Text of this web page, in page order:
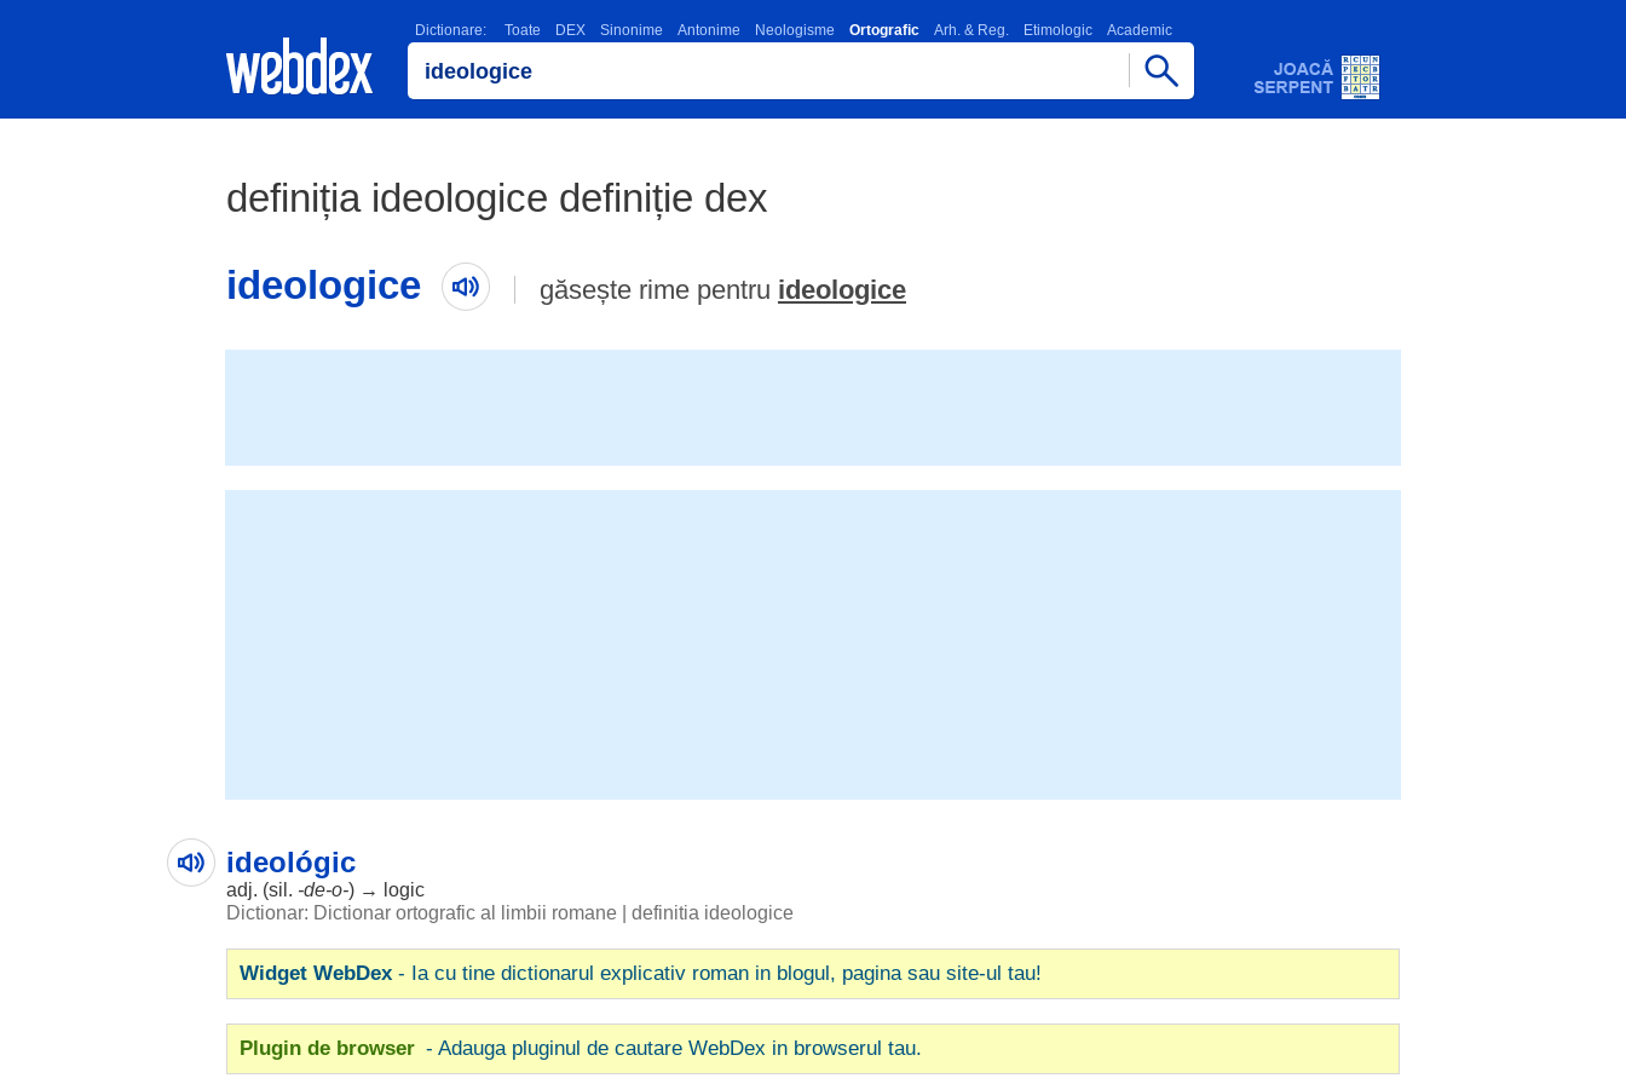
Dictionare: Toate DEX Sinonime Antonime Neologisme Ortografic Arh. & Reg. Etimologic Academic
definiția ideologice definiție dex
ideologice
găsește rime pentru ideologice
ideológic
adj. (sil . -de-o-) →
logic
Dictionar: Dictionar ortografic al limbii romane
definitia ideologice
Widget WebDex - Ia cu tine dictionarul explicativ roman in blogul, pagina sau site-ul tau!
Plugin de browser - Adauga pluginul de cautare WebDex in browserul tau.